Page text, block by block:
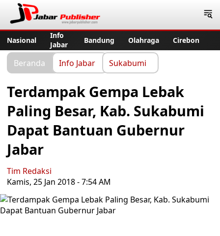
Nasional
Info
Jabar
Bandung Olahraga Cirebon
Beranda Info Jabar Sukabumi
Terdampak Gempa Lebak
Paling Besar, Kab. Sukabumi
Dapat Bantuan Gubernur
Jabar
Tim Redaksi
Kamis, 25 Jan 2018 - 7:54 AM